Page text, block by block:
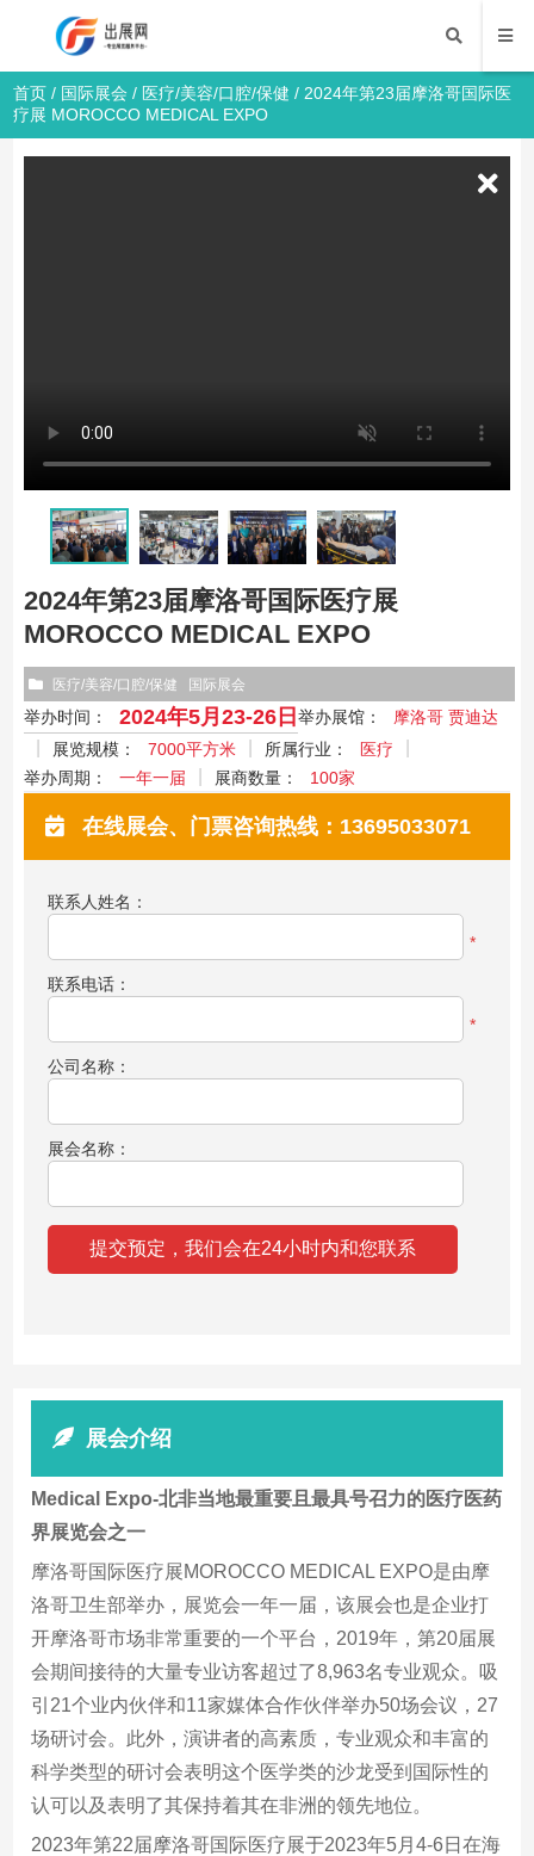
首页 / 国际展会 / 医疗/美容/口腔/保健 / 2024年第23届摩洛哥国际医
疗展 MOROCCO MEDICAL EXPO
2024年第23届摩洛哥国际医疗展
MOROCCO MEDICAL EXPO
医疗/美容/口腔/保健 国际展会
举办时间： 2024年5月23-26日 举办展馆：
摩洛哥 贾迪达
展览规模：
7000平方米 所属行业：
医疗
举办周期：
一年一届 展商数量： 100家
在线展会、门票咨询热线：13695033071
联系人姓名：
*
联系电话：
*
公司名称：
展会名称：
展会介绍
Medical Expo-北非当地最重要且最具号召力的医疗医药
界展览会之一
摩洛哥国际医疗展MOROCCO MEDICAL EXPO是由摩
洛哥卫生部举办，展览会一年一届，该展会也是企业打
开摩洛哥市场非常重要的一个平台，2019年，第20届展
会期间接待的大量专业访客超过了8,963名专业观众。吸
引21个业内伙伴和11家媒体合作伙伴举办50场会议，27
场研讨会。此外，演讲者的高素质，专业观众和丰富的
科学类型的研讨会表明这个医学类的沙龙受到国际性的
认可以及表明了其保持着其在非洲的领先地位。
2023年第22届摩洛哥国际医疗展于2023年5月4-6日在海